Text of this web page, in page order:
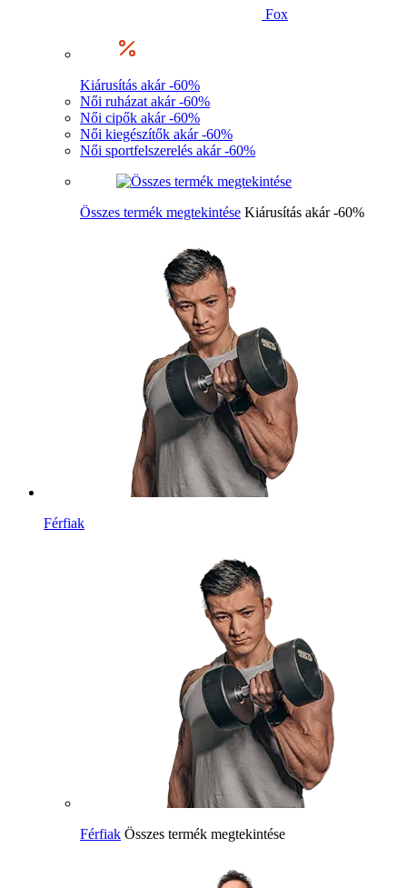
Fox
Kiárusítás akár -60%
Női ruházat akár -60%
Női cipők akár -60%
Női kiegészítők akár -60%
Női sportfelszerelés akár -60%
Összes termék megtekintése Kiárusítás akár -60%
Férfiak
Férfiak Összes termék megtekintése